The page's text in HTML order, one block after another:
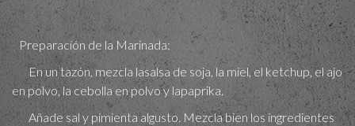
Preparación de la Marinada:
En un tazón, mezcla lasalsa de soja, la miel, el ketchup, el ajo
en polvo, la cebolla en polvo y lapaprika.
Añade sal y pimienta algusto. Mezcla bien los ingredientes